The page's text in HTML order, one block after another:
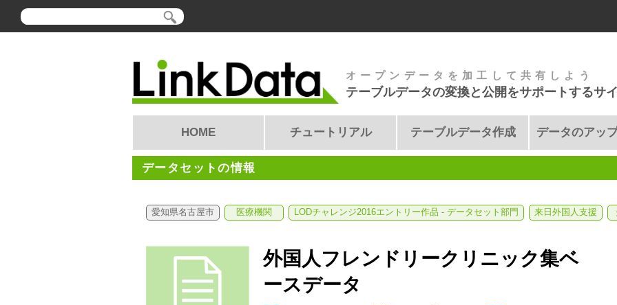
オープンデータを加工して共有しよう
テーブルデータの変換と公開をサポートするサ
HOME チュートリアル テーブルデータ作成 データのアッ
データセットの情報
愛知県名古屋市 医療機関 LODチャレンジ2016エントリー作品 - データセット部門 来日外国人支援
外国人フレンドリークリニック集ベ
ースデータ